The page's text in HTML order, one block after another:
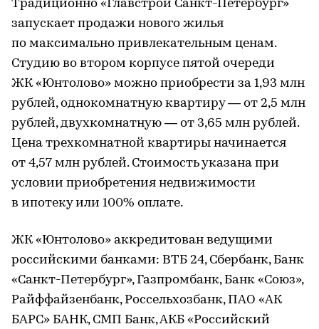
Традиционно «Главстрой Санкт-Петербург»
запускает продажи нового жилья
по максимально привлекательным ценам.
Студию во втором корпусе пятой очереди
ЖК «Юнтолово» можно приобрести за 1,93 млн
рублей, однокомнатную квартиру — от 2,5 млн
рублей, двухкомнатную — от 3,65 млн рублей.
Цена трехкомнатной квартиры начинается
от 4,57 млн рублей. Стоимость указана при
условии приобретения недвижимости
в ипотеку или 100% оплате.
ЖК «Юнтолово» аккредитован ведущими
российскими банками: ВТБ 24, Сбербанк, Банк
«Санкт-Петербург», Газпромбанк, Банк «Союз»,
Райффайзенбанк, Россельхозбанк, ПАО «АК
БАРС» БАНК, СМП Банк, АКБ «Российский